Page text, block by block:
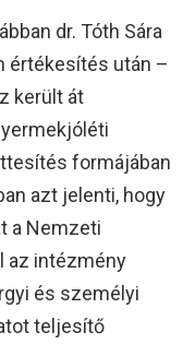
dr. Tóth Sára
értékesítés után –
került át
formájában
azt jelenti, hogy
a Nemzeti
az intézmény
és személyi
teljesítő